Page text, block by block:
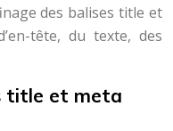
des balises title et
tête, du texte, des
title et meta